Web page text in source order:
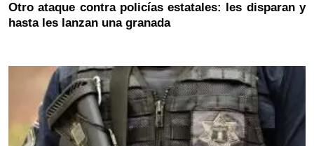
Otro ataque contra policías estatales: les disparan y
hasta les lanzan una granada